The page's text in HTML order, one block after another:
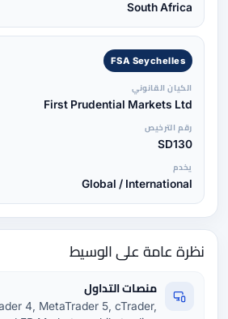
South Africa
FSA Seychelles
الكيان القانوني
First Prudential Markets Ltd
رقم الترخيص
SD130
يخدم
Global / International
نظرة عامة على الوسيط
منصات التداول
4, MetaTrader 5, cTrader,